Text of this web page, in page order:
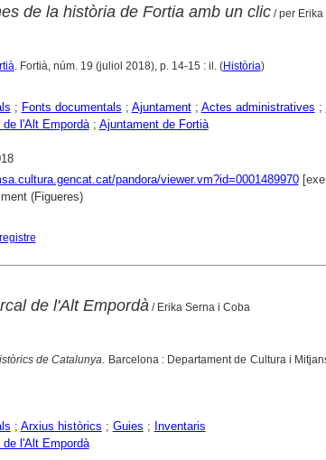
de la història de Fortia amb un clic/ per Erika
. Fortià, núm. 19 (juliol 2018), p. 14-15 : il. (Història)
; Fonts documentals ; Ajuntament; Actes administratives ;
l'Alt Empordà; Ajuntament de Fortià
pandora/viewer.vm?id=0001489970
(Figueres)
de l'Alt Empordà / Erika Serna i Coba
de Catalunya . Barcelona : Departament de Cultura i
; Arxius històrics ; Guies ; Inventaris
l'Alt Empordà